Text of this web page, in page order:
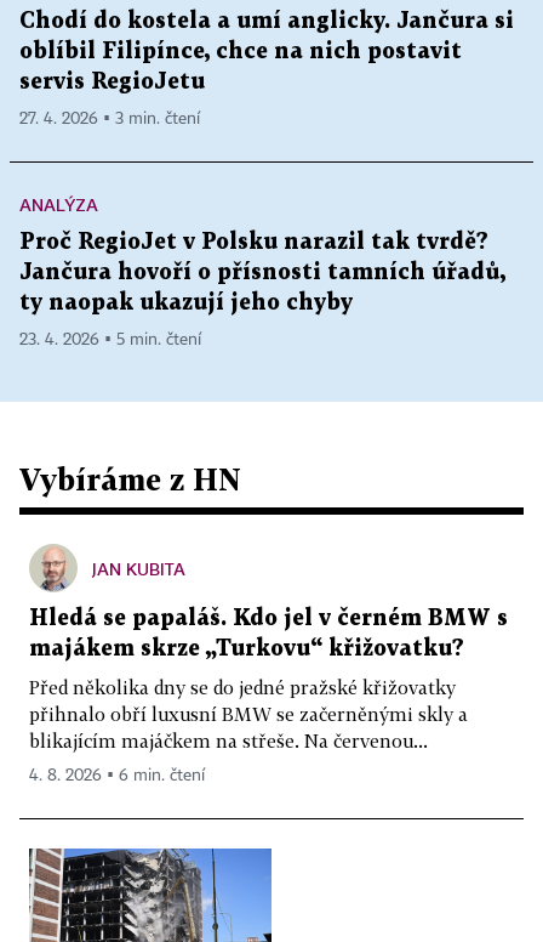
Chodí do kostela a umí anglicky. Jančura si
oblíbil Filipínce, chce na nich postavit
servis RegioJetu
27. 4. 2026 ▪ 3 min. čtení
ANALÝZA
Proč RegioJet v Polsku narazil tak tvrdě?
Jančura hovoří o přísnosti tamních úřadů,
ty naopak ukazují jeho chyby
23. 4. 2026 ▪ 5 min. čtení
Vybíráme z HN
JAN KUBITA
Hledá se papaláš. Kdo jel v černém BMW s
majákem skrze „Turkovu“ křižovatku?
Před několika dny se do jedné pražské křižovatky
přihnalo obří luxusní BMW se začerněnými skly a
blikajícím majáčkem na střeše. Na červenou...
4. 8. 2026 ▪ 6 min. čtení